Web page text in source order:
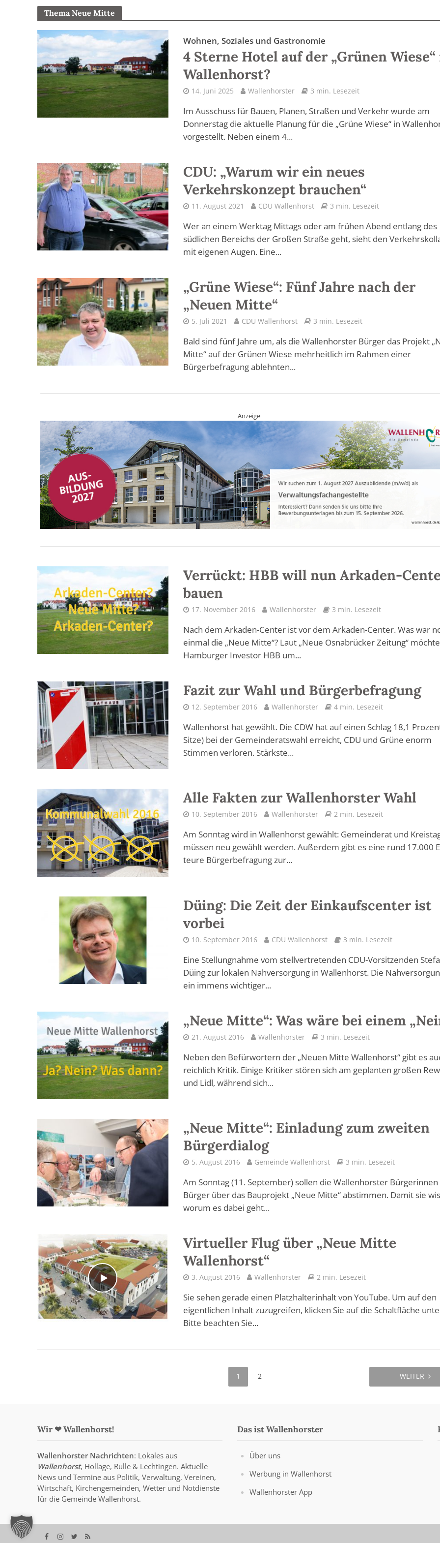
Thema Neue Mitte
Wohnen, Soziales und Gastronomie
4 Sterne Hotel auf der „Grünen
Wallenhorst?
14. Juni 2025 Wallenhorster 3 min. Lesezeit
Im Ausschuss für Bauen, Planen, Straßen und Verkehr wurde am
Donnerstag die aktuelle Planung für die „Grüne Wiese“ in
vorgestellt. Neben einem 4...
CDU: „Warum wir ein neues
Verkehrskonzept brauchen“
11. August 2021 CDU Wallenhorst 3 min. Lesezeit
Wer an einem Werktag Mittags oder am frühen Abend entlang des
südlichen Bereichs der Großen Straße geht, sieht den
mit eigenen Augen. Eine...
„Grüne Wiese“: Fünf Jahre nach der
„Neuen Mitte“
5. Juli 2021 CDU Wallenhorst 3 min. Lesezeit
Bald sind fünf Jahre um, als die Wallenhorster Bürger das Projekt
Mitte“ auf der Grünen Wiese mehrheitlich im Rahmen einer
Bürgerbefragung ablehnten...
Anzeige
Verrückt: HBB will nun Arkaden-
bauen
17. November 2016 Wallenhorster 3 min. Lesezeit
Nach dem Arkaden-Center ist vor dem Arkaden-Center. Was war
einmal die „Neue Mitte“? Laut „Neue Osnabrücker Zeitung“
Hamburger Investor HBB um...
Fazit zur Wahl und Bürgerbefragung
12. September 2016 Wallenhorster 4 min. Lesezeit
Wallenhorst hat gewählt. Die CDW hat auf einen Schlag 18,1
Sitze) bei der Gemeinderatswahl erreicht, CDU und Grüne enorm
Stimmen verloren. Stärkste...
Alle Fakten zur Wallenhorster Wahl
10. September 2016 Wallenhorster 2 min. Lesezeit
Am Sonntag wird in Wallenhorst gewählt: Gemeinderat und
müssen neu gewählt werden. Außerdem gibt es eine rund 17.000
teure Bürgerbefragung zur...
Düing: Die Zeit der Einkaufscenter ist
vorbei
10. September 2016 CDU Wallenhorst 3 min. Lesezeit
Eine Stellungnahme vom stellvertretenden CDU-Vorsitzenden
Düing zur lokalen Nahversorgung in Wallenhorst. Die
ein immens wichtiger...
„Neue Mitte“: Was wäre bei einem
21. August 2016 Wallenhorster 3 min. Lesezeit
Neben den Befürwortern der „Neuen Mitte Wallenhorst“ gibt es
reichlich Kritik. Einige Kritiker stören sich am geplanten großen
und Lidl, während sich...
„Neue Mitte“: Einladung zum zweiten
Bürgerdialog
5. August 2016 Gemeinde Wallenhorst 3 min. Lesezeit
Am Sonntag (11. September) sollen die Wallenhorster Bürgerinnen
Bürger über das Bauprojekt „Neue Mitte“ abstimmen. Damit sie
worum es dabei geht...
Virtueller Flug über „Neue Mitte
Wallenhorst“
3. August 2016 Wallenhorster 2 min. Lesezeit
Sie sehen gerade einen Platzhalterinhalt von YouTube. Um auf den
eigentlichen Inhalt zuzugreifen, klicken Sie auf die Schaltfläche
Bitte beachten Sie...
1 2 WEITER
Wir ❤ Wallenhorst!
Wallenhorster Nachrichten: Lokales aus
Wallenhorst, Hollage, Rulle & Lechtingen. Aktuelle
News und Termine aus Politik, Verwaltung, Vereinen,
Wirtschaft, Kirchengemeinden, Wetter und Notdienste
für die Gemeinde Wallenhorst.
Das ist Wallenhorster
Über uns
Werbung in Wallenhorst
Wallenhorster App